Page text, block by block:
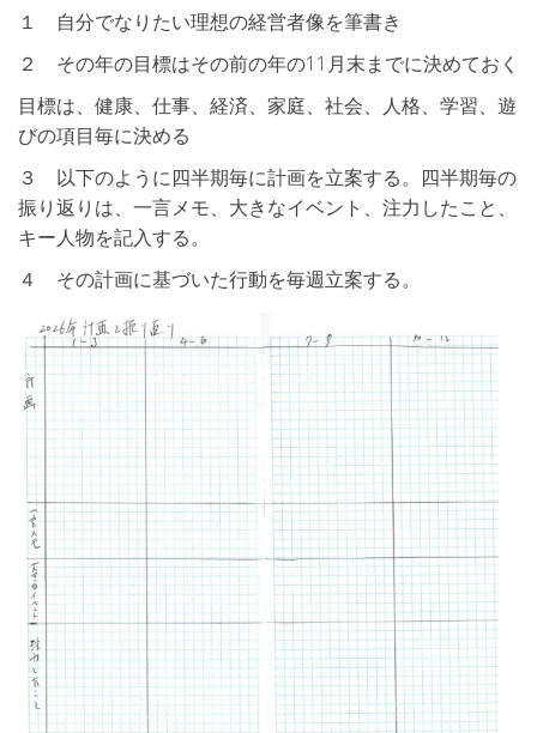
１ 自分でなりたい理想の経営者像を筆書き
２ その年の目標はその前の年の11月末までに決めておく
目標は、健康、仕事、経済、家庭、社会、人格、学習、遊
びの項目毎に決める
３ 以下のように四半期毎に計画を立案する。四半期毎の
振り返りは、一言メモ、大きなイベント、注力したこと、
キー人物を記入する。
４ その計画に基づいた行動を毎週立案する。